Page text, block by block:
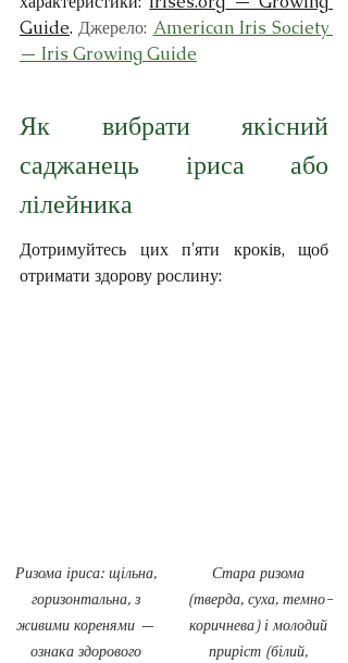
Guide. Джерело: American Iris Society
— Iris Growing Guide
Як вибрати якісний
саджанець іриса або
лілейника
Дотримуйтесь цих п'яти кроків, щоб
отримати здорову рослину:
Ризома іриса: щільна,
горизонтальна, з
живими коренями —
ознака здорового
Стара ризома
(тверда, суха, темно-
коричнева) і молодий
приріст (білий,